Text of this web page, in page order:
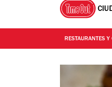
RESTAURANTES Y